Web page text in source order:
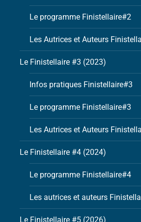
Le programme Finistellaire#2
Les Autrices et Auteurs
Le Finistellaire #3 (2023)
Infos pratiques Finistellaire#3
Le programme Finistellaire#3
Les Autrices et Auteurs
Le Finistellaire #4 (2024)
Le programme Finistellaire#4
Les autrices et auteurs
Le Finistellaire #5 (2026)